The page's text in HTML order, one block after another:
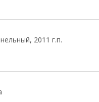
2011 г.п.